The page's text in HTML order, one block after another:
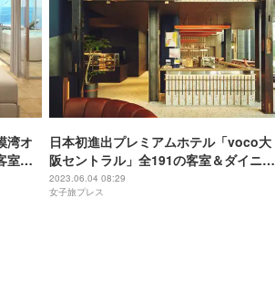
湾オ
室新
日本初進出プレミアムホテル「voco大
阪セントラル」全191の客室＆ダイニン
グ体験も充実
2023.06.04 08:29
女子旅プレス